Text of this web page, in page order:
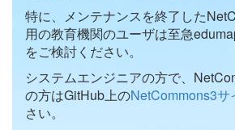
特に、メンテナンスを終了した
用の教育機関のユーザは至急
をご検討ください。
システムエンジニアの方で、
の方はGitHub上のNetCommons3サ
さい。